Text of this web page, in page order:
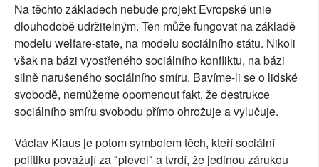
Na těchto základech nebude projekt Evropské unie
dlouhodobě udržitelným. Ten může fungovat na základě
modelu welfare-state, na modelu sociálního státu. Nikoli
však na bázi vyostřeného sociálního konfliktu, na bázi
silně narušeného sociálního smíru. Bavíme-li se o lidské
svobodě, nemůžeme opomenout fakt, že destrukce
sociálního smíru svobodu přímo ohrožuje a vylučuje.
Václav Klaus je potom symbolem těch, kteří sociální
politiku považují za "plevel" a tvrdí, že jedinou zárukou